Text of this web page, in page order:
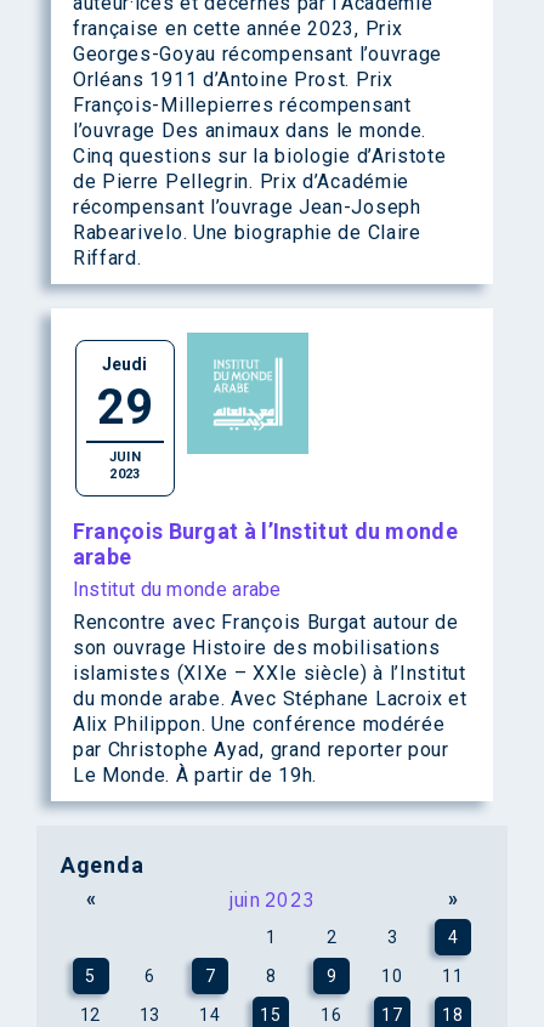
française en cette année 2023, Prix
Georges-Goyau récompensant l’ouvrage
Orléans 1911 d’Antoine Prost. Prix
François-Millepierres récompensant
l’ouvrage Des animaux dans le monde.
Cinq questions sur la biologie d’Aristote
de Pierre Pellegrin. Prix d’Académie
récompensant l’ouvrage Jean-Joseph
Rabearivelo. Une biographie de Claire
Riffard.
François Burgat à l’Institut du monde
arabe
Institut du monde arabe
Rencontre avec François Burgat autour de
son ouvrage Histoire des mobilisations
islamistes (XIXe – XXIe siècle) à l’Institut
du monde arabe. Avec Stéphane Lacroix et
Alix Philippon. Une conférence modérée
par Christophe Ayad, grand reporter pour
Le Monde. À partir de 19h.
Jeudi
29
JUIN
2023
Agenda
« juin 2023 »
1 2 3
4
5
6 7 8 9 10
11
12
13 14 15 16 17
18